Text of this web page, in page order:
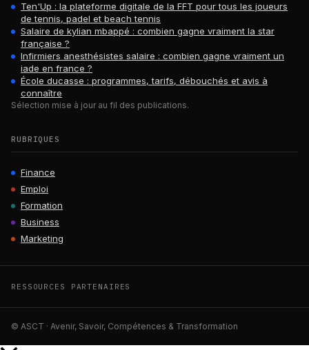
Ten'Up : la plateforme digitale de la FFT pour tous les joueurs
de tennis, padel et beach tennis
Salaire de kylian mbappé : combien gagne vraiment la star
française ?
Infirmiers anesthésistes salaire : combien gagne vraiment un
iade en france ?
École ducasse : programmes, tarifs, débouchés et avis à
connaître
Sélection mise à jour au fil des publications.
RUBRIQUES
Finance
Emploi
Formation
Business
Marketing
RESSOURCES PARTENAIRES
© ASCT · Avenir, Savoir, Compétences & Transformation